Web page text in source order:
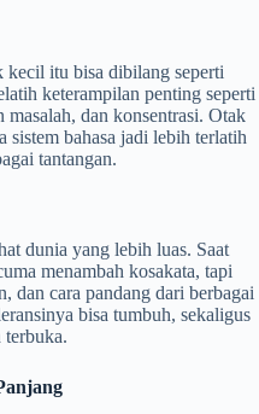
kecil itu bisa dibilang seperti
keterampilan penting seperti
masalah, dan konsentrasi. Otak
sistem bahasa jadi lebih terlatih
tantangan.
dunia yang lebih luas. Saat
menambah kosakata, tapi
dan cara pandang dari berbagai
bisa tumbuh, sekaligus